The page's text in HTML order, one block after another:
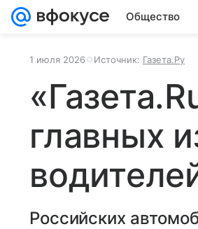
Общество
1 июля 2026 Источник: Газета.Ру
главных
Российских